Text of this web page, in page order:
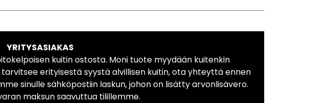
YRITYSASIAKAS
kuitin ostosta. Moni tuote myydään kuitenkin
erityisestä syystä alvillisen kuitin, ota yhteyttä ennen
sinulle sähköpostiin laskun, johon on lisätty arvonlisävero.
maksun saavuttua tilillemme.